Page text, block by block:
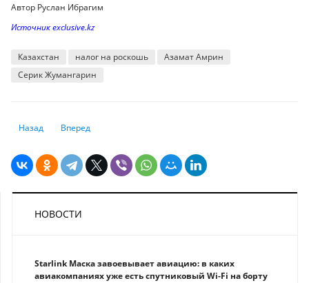
Автор Руслан Ибрагим
Источник exclusive.kz
Казахстан налог на роскошь
Азамат Амрин
Серик Жумангарин
Предыдущий: Китай не сдается: пошлины на американские товары
Назад Следующий: Набиуллина предупредила о рисках из-за
Вперед
НОВОСТИ
Starlink Маска завоевывает авиацию: в каких
авиакомпаниях уже есть спутниковый Wi-Fi на борту